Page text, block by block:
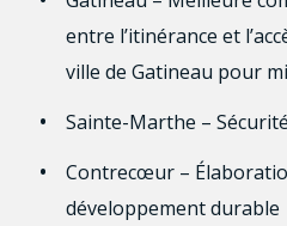
entre l’itinérance et
ville de Gatineau pour
Sainte-Marthe –
Contrecœur –
développement durable